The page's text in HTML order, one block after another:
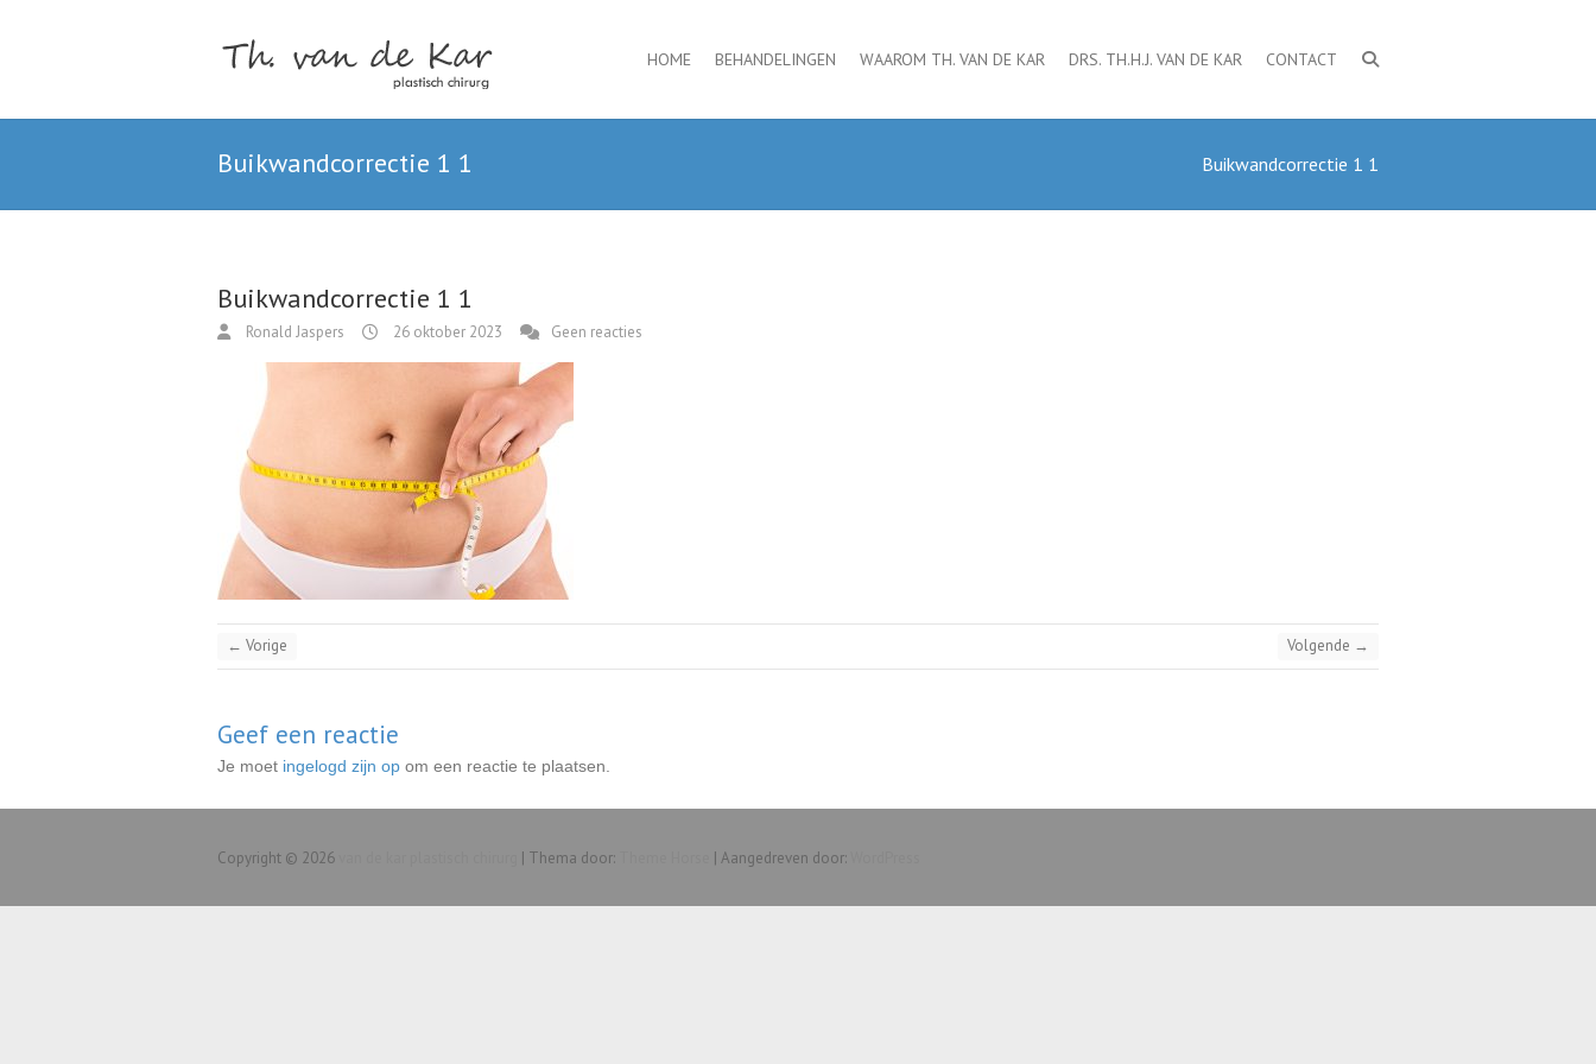
HOME BEHANDELINGEN WAAROM TH. VAN DE KAR DRS. TH.H.J. VAN DE KAR CONTACT
Buikwandcorrectie 1 1
Buikwandcorrectie 1 1
Buikwandcorrectie 1 1
Ronald Jaspers 26 oktober 2023 Geen reacties
← Vorige Volgende →
Geef een reactie
Je moet ingelogd zijn op om een reactie te plaatsen.
Copyright © 2026 | Thema door: | Aangedreven door: